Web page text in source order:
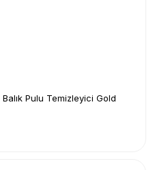
Pulu Temizleyici Gold